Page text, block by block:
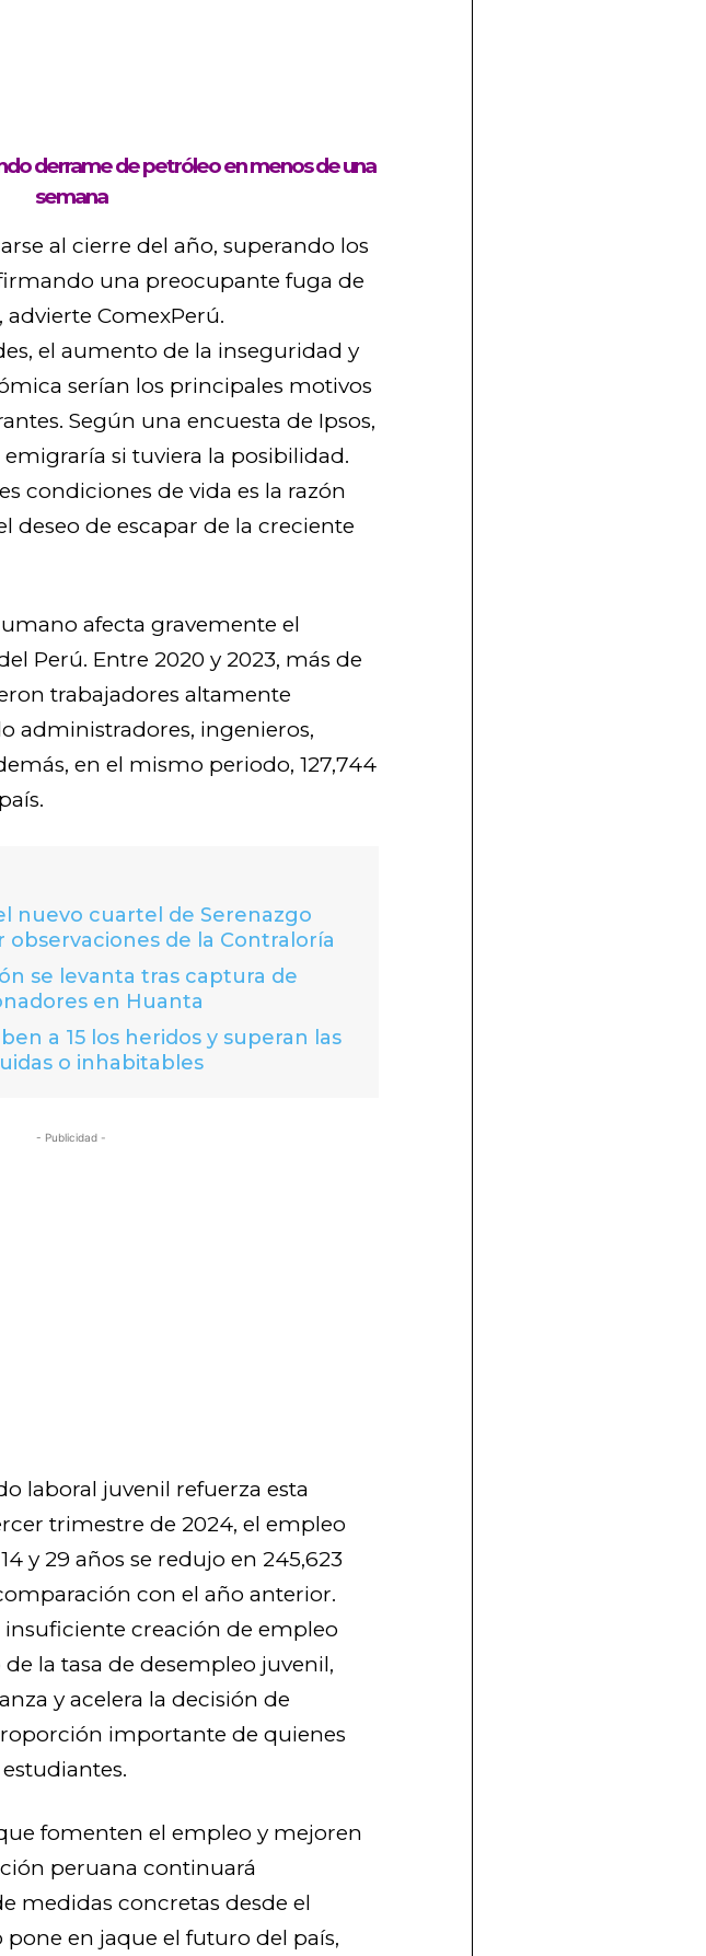
derrame de petróleo en menos de una
semana
al cierre del año, superando los
una preocupante fuga de
ComexPerú.
el aumento de la inseguridad y
serían los principales motivos
Según una encuesta de Ipsos,
si tuviera la posibilidad.
condiciones de vida es la razón
deseo de escapar de la creciente
afecta gravemente el
Perú. Entre 2020 y 2023, más de
trabajadores altamente
administradores, ingenieros,
en el mismo periodo, 127,744
nuevo cuartel de Serenazgo
observaciones de la Contraloría
se levanta tras captura de
en Huanta
a 15 los heridos y superan las
o inhabitables
- Publicidad -
laboral juvenil refuerza esta
trimestre de 2024, el empleo
y 29 años se redujo en 245,623
con el año anterior.
insuficiente creación de empleo
la tasa de desempleo juvenil,
y acelera la decisión de
importante de quienes
fomenten el empleo y mejoren
peruana continuará
medidas concretas desde el
pone en jaque el futuro del país,